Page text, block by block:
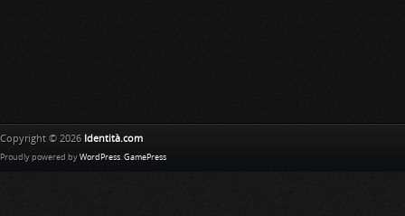
Copyright © 2026 Identità.com
Proudly powered by WordPress. GamePress